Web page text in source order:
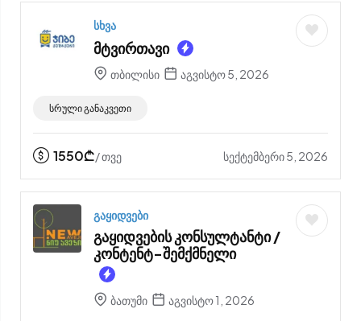
სხვა
მტვირთავი
თბილისი აგვისტო 5, 2026
სრული განაკვეთი
1550₾/ თვე სექტემბერი 5, 2026
გაყიდვები
გაყიდვების კონსულტანტი /
კონტენტ-შემქმნელი
ბათუმი აგვისტო 1, 2026